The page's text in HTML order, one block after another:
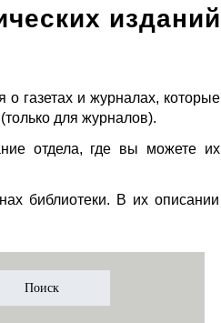
изданий
о газетах и журналах, которые
для журналов).
отдела, где вы можете их
библиотеки. В их описании